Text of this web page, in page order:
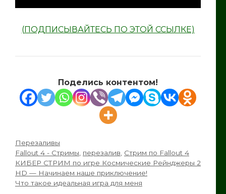
(ПОДПИСЫВАЙТЕСЬ ПО ЭТОЙ ССЫЛКЕ)
Поделись контентом!
Рубрики
Перезаливы
Метки
Fallout 4 - Стримы перезалив Стрим по Fallout 4
КИБЕР СТРИМ по игре Космические Рейнджеры 2
HD — Начинаем наше приключение!
Что такое идеальная игра для меня